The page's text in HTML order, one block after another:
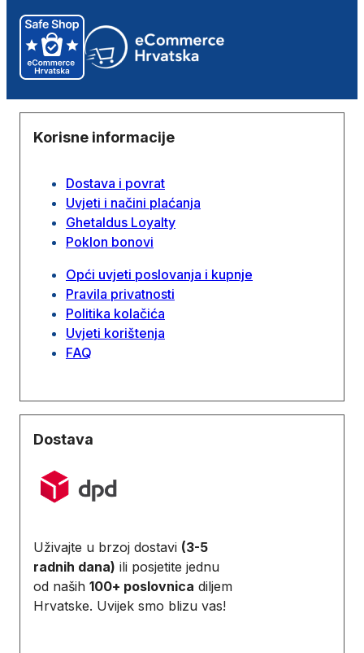
Korisne informacije
Dostava i povrat
Uvjeti i načini plaćanja
Ghetaldus Loyalty
Poklon bonovi
Opći uvjeti poslovanja i kupnje
Pravila privatnosti
Politika kolačića
Uvjeti korištenja
FAQ
Dostava
Uživajte u brzoj dostavi (3-5
radnih dana) ili posjetite jednu
od naših 100+ poslovnica diljem
Hrvatske. Uvijek smo blizu vas!